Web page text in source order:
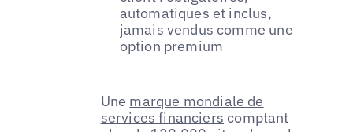
automatiques et inclus,
jamais vendus comme une
option premium
Une marque mondiale de
services financiers comptant